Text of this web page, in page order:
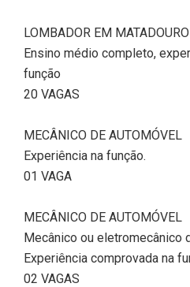
LOMBADOR EM MATADOURO
Ensino médio completo,
função
20 VAGAS
MECÂNICO DE AUTOMÓVEL
Experiência na função.
01 VAGA
MECÂNICO DE AUTOMÓVEL
Mecânico ou eletromecânico
Experiência comprovada na
02 VAGAS